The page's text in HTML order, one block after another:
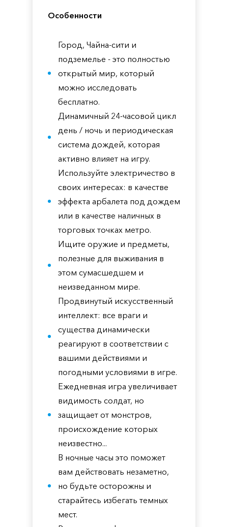
Особенности
Город, Чайна-сити и
подземелье - это полностью
открытый мир, который
можно исследовать
бесплатно.
Динамичный 24-часовой цикл
день / ночь и периодическая
система дождей, которая
активно влияет на игру.
Используйте электричество в
своих интересах: в качестве
эффекта арбалета под дождем
или в качестве наличных в
торговых точках метро.
Ищите оружие и предметы,
полезные для выживания в
этом сумасшедшем и
неизведанном мире.
Продвинутый искусственный
интеллект: все враги и
существа динамически
реагируют в соответствии с
вашими действиями и
погодными условиями в игре.
Ежедневная игра увеличивает
видимость солдат, но
защищает от монстров,
происхождение которых
неизвестно...
В ночные часы это поможет
вам действовать незаметно,
но будьте осторожны и
старайтесь избегать темных
мест.